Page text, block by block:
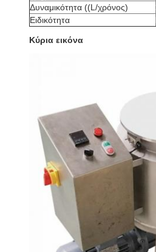
Δυναμικότητα ((L/χρόνος)
Ειδικότητα
Κύρια εικόνα